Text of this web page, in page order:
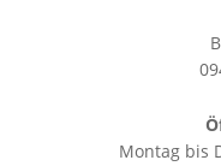
Montag bis